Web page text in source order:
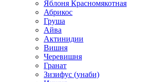
Яблоня Красномякотная
Абрикос
Груша
Айва
Актинидии
Вишня
Черевишня
Гранат
Зизифус (унаби)